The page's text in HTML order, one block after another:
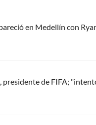
en Medellín con
presidente de FIFA;